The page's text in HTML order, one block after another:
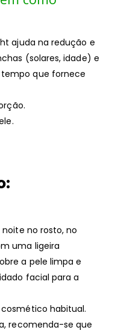
ajuda na redução e
(solares, idade) e
que fornece
no rosto, no
uma ligeira
a pele limpa e
facial para a
habitual.
recomenda-se que